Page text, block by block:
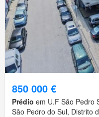
850 000 €
Prédio em U.F São Pedro
São Pedro do Sul, Distrito